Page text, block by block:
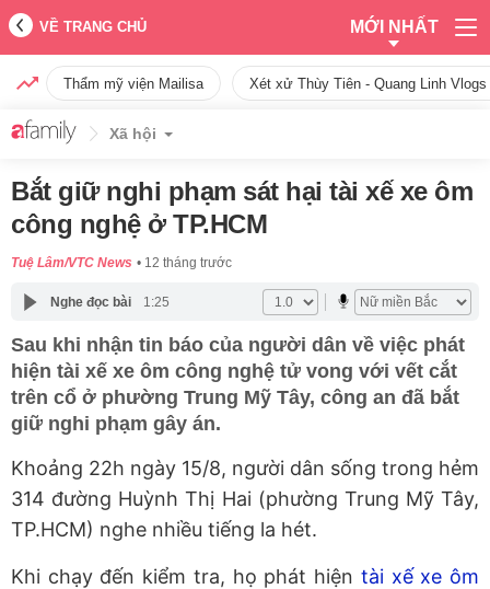
VỀ TRANG CHỦ MỚI NHẤT
Thẩm mỹ viện Mailisa Xét xử Thùy Tiên - Quang Linh
Xã hội
Bắt giữ nghi phạm sát hại tài xế xe ôm
công nghệ ở TP.HCM
Tuệ Lâm/VTC News 12 tháng trước
Nghe đọc bài 1:25
Sau khi nhận tin báo của người dân về việc phát
hiện tài xế xe ôm công nghệ tử vong với vết cắt
trên cổ ở phường Trung Mỹ Tây, công an đã bắt
giữ nghi phạm gây án.
Khoảng 22h ngày 15/8, người dân sống trong hẻm
314 đường Huỳnh Thị Hai (phường Trung Mỹ Tây,
TP.HCM) nghe nhiều tiếng la hét.
Khi chạy đến kiểm tra, họ phát hiện tài xế xe ôm